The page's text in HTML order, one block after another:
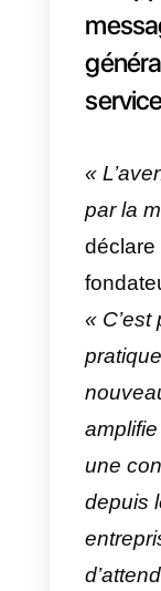
ce
les
de
les
En